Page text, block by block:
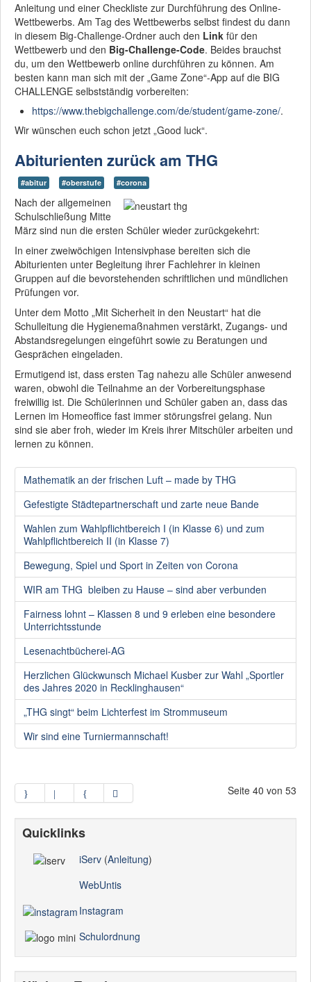
Anleitung und einer Checkliste zur Durchführung des Online-
Wettbewerbs. Am Tag des Wettbewerbs selbst findest du dann
in diesem Big-Challenge-Ordner auch den Link für den
Wettbewerb und den Big-Challenge-Code. Beides brauchst
du, um den Wettbewerb online durchführen zu können. Am
besten kann man sich mit der „Game Zone“-App auf die BIG
CHALLENGE selbstständig vorbereiten:
https://www.thebigchallenge.com/de/student/game-zone/.
Wir wünschen euch schon jetzt „Good luck“.
Abiturienten zurück am THG
#abitur #oberstufe #corona
Nach der allgemeinen
Schulschließung Mitte
März sind nun die ersten Schüler wieder zurückgekehrt:
In einer zweiwöchigen Intensivphase bereiten sich die
Abiturienten unter Begleitung ihrer Fachlehrer in kleinen
Gruppen auf die bevorstehenden schriftlichen und mündlichen
Prüfungen vor.
Unter dem Motto „Mit Sicherheit in den Neustart“ hat die
Schulleitung die Hygienemaßnahmen verstärkt, Zugangs- und
Abstandsregelungen eingeführt sowie zu Beratungen und
Gesprächen eingeladen.
Ermutigend ist, dass ersten Tag nahezu alle Schüler anwesend
waren, obwohl die Teilnahme an der Vorbereitungsphase
freiwillig ist. Die Schülerinnen und Schüler gaben an, dass das
Lernen im Homeoffice fast immer störungsfrei gelang. Nun
sind sie aber froh, wieder im Kreis ihrer Mitschüler arbeiten und
lernen zu können.
Mathematik an der frischen Luft – made by THG
Gefestigte Städtepartnerschaft und zarte neue Bande
Wahlen zum Wahlpflichtbereich I (in Klasse 6) und zum
Wahlpflichtbereich II (in Klasse 7)
Bewegung, Spiel und Sport in Zeiten von Corona
WIR am THG bleiben zu Hause – sind aber verbunden
Fairness lohnt – Klassen 8 und 9 erleben eine besondere
Unterrichtsstunde
Lesenachtbücherei-AG
Herzlichen Glückwunsch Michael Kusber zur Wahl „Sportler
des Jahres 2020 in Recklinghausen“
„THG singt“ beim Lichterfest im Strommuseum
Wir sind eine Turniermannschaft!
Seite 40 von 53
Quicklinks
iServ (Anleitung)
WebUntis
Instagram
Schulordnung